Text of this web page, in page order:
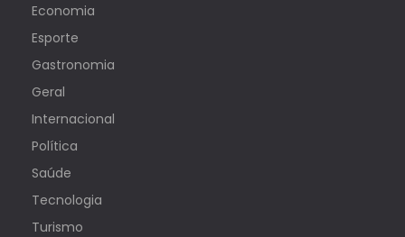
Economia
Esporte
Gastronomia
Geral
Internacional
Política
Saúde
Tecnologia
Turismo